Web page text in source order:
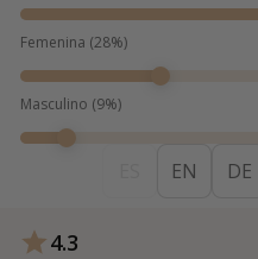
Femenina (28%)
Masculino (9%)
EN DE
4.3